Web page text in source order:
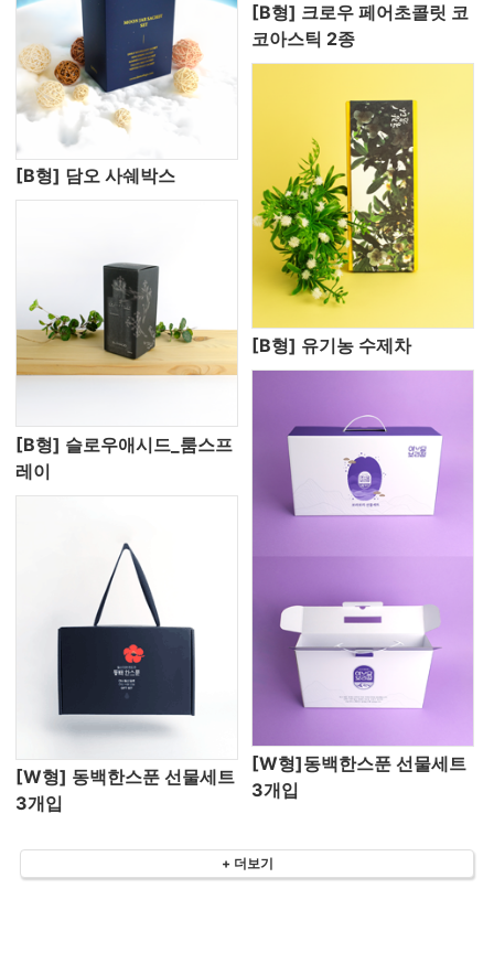
[B형] 담오 사쉐박스
[B형] 크로우 페어초콜릿 코
코아스틱 2종
[B형] 슬로우애시드_룸스프
레이
[B형] 유기농 수제차
[W형] 동백한스푼 선물세트
3개입
[W형]동백한스푼 선물세트
3개입
+ 더보기